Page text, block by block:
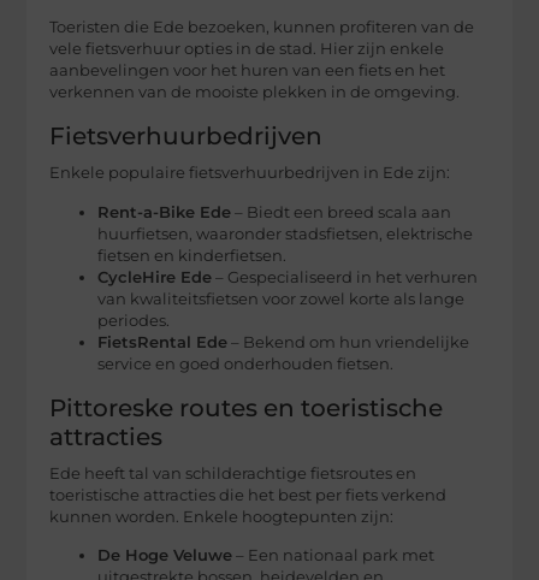
Toeristen die Ede bezoeken, kunnen profiteren van de
vele fietsverhuur opties in de stad. Hier zijn enkele
aanbevelingen voor het huren van een fiets en het
verkennen van de mooiste plekken in de omgeving.
Fietsverhuurbedrijven
Enkele populaire fietsverhuurbedrijven in Ede zijn:
Rent-a-Bike Ede – Biedt een breed scala aan
huurfietsen, waaronder stadsfietsen, elektrische
fietsen en kinderfietsen.
CycleHire Ede – Gespecialiseerd in het verhuren
van kwaliteitsfietsen voor zowel korte als lange
periodes.
FietsRental Ede – Bekend om hun vriendelijke
service en goed onderhouden fietsen.
Pittoreske routes en toeristische
attracties
Ede heeft tal van schilderachtige fietsroutes en
toeristische attracties die het best per fiets verkend
kunnen worden. Enkele hoogtepunten zijn:
De Hoge Veluwe – Een nationaal park met